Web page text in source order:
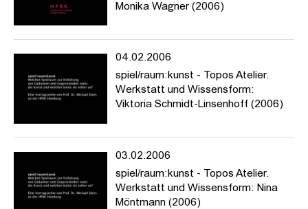
Monika Wagner (2006)
04.02.2006
spiel/raum:kunst - Topos Atelier.
Werkstatt und Wissensform:
Viktoria Schmidt-Linsenhoff (2006)
03.02.2006
spiel/raum:kunst - Topos Atelier.
Werkstatt und Wissensform: Nina
Möntmann (2006)